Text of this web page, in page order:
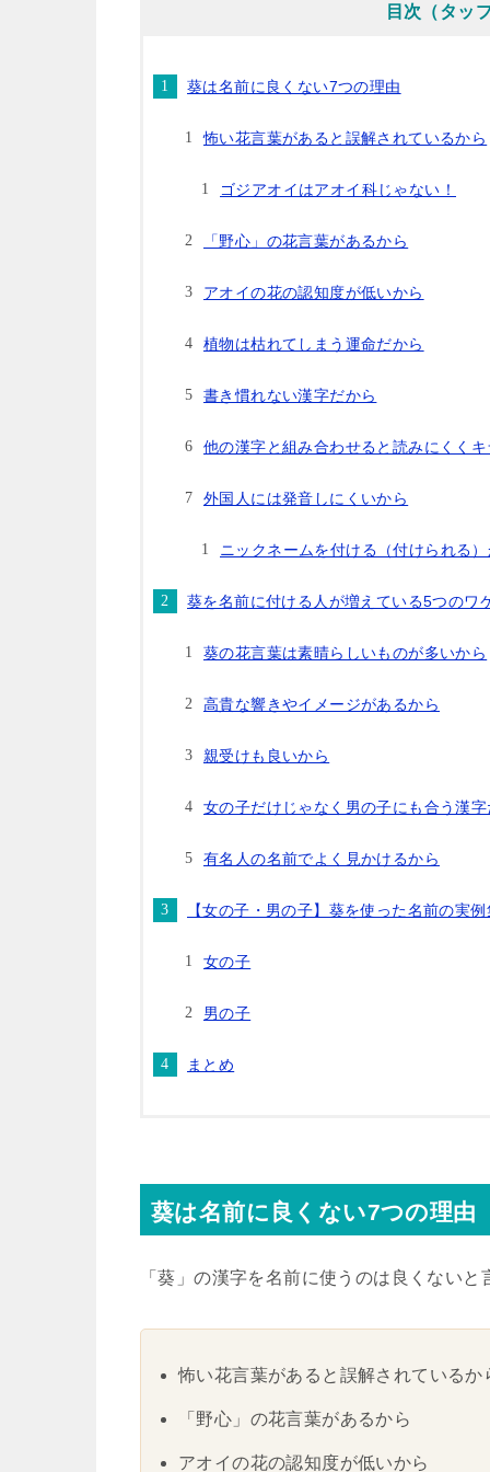
目次（タッ
葵は名前に良くない7つの理由
怖い花言葉があると誤解されているから
ゴジアオイはアオイ科じゃない！
「野心」の花言葉があるから
アオイの花の認知度が低いから
植物は枯れてしまう運命だから
書き慣れない漢字だから
他の漢字と組み合わせると読みにくく
外国人には発音しにくいから
ニックネームを付ける（付けられる
葵を名前に付ける人が増えている5つのワ
葵の花言葉は素晴らしいものが多いから
高貴な響きやイメージがあるから
親受けも良いから
女の子だけじゃなく男の子にも合う漢
有名人の名前でよく見かけるから
【女の子・男の子】葵を使った名前の実例
女の子
男の子
まとめ
葵は名前に良くない7つの理由
「葵」の漢字を名前に使うのは良くない
怖い花言葉があると誤解されているか
「野心」の花言葉があるから
アオイの花の認知度が低いから